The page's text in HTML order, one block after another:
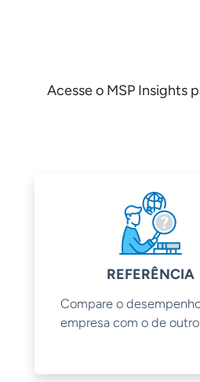
Acesse o MSP Insights
REFERÊNCIA
Compare o
empresa com o de